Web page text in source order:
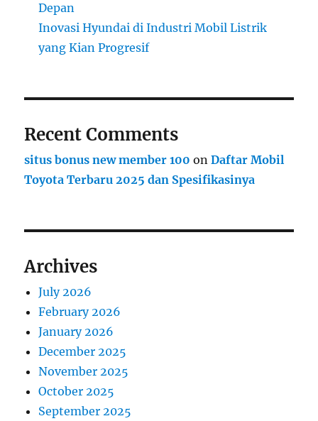
Depan
Inovasi Hyundai di Industri Mobil Listrik
yang Kian Progresif
Recent Comments
situs bonus new member 100 onDaftar Mobil
Toyota Terbaru 2025 dan Spesifikasinya
Archives
July 2026
February 2026
January 2026
December 2025
November 2025
October 2025
September 2025